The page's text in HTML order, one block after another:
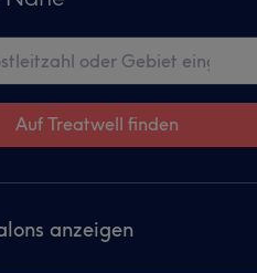
Auf Treatwell finden
anzeigen